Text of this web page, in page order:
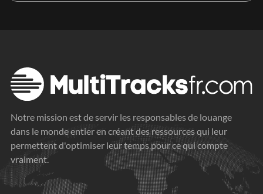
Notre mission est de servir les responsables de louange
dans le monde entier en créant des ressources qui leur
permettent d'optimiser leur temps pour ce qui compte
vraiment.